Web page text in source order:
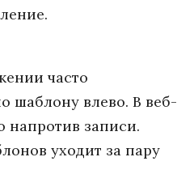
часто
шаблону влево. В веб-
напротив записи.
уходит за пару